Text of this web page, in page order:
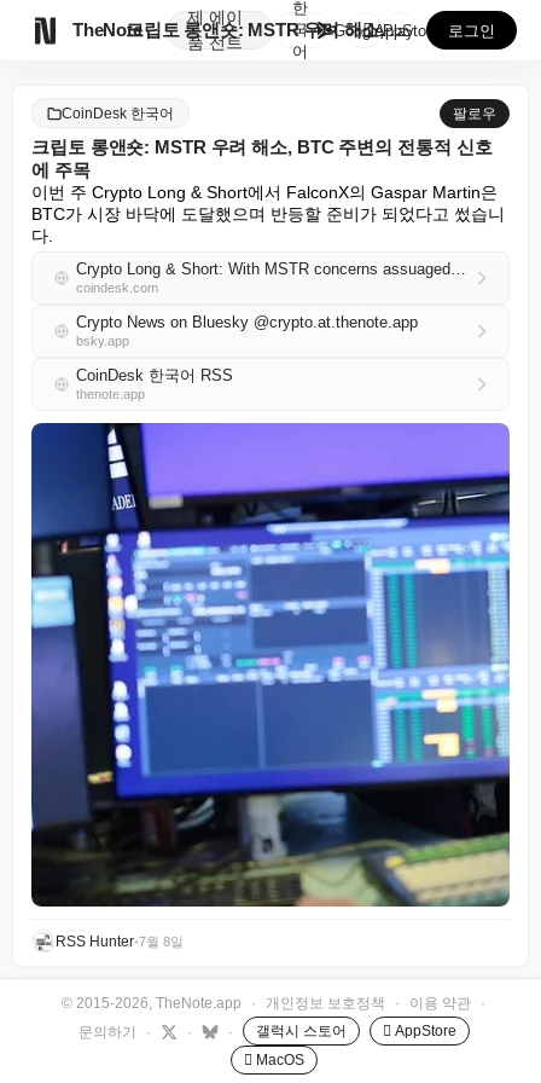
TheNote
제
품
에이
전트
크립토 롱앤숏: MSTR 우려 해소, BTC 주변의 전...
한
국
어
GooglePlay
AppStore 로그인
CoinDesk 한국어 팔로우
크립토 롱앤숏: MSTR 우려 해소, BTC 주변의 전통적 신호
에 주목
이번 주 Crypto Long & Short에서 FalconX의 Gaspar Martin은
BTC가 시장 바닥에 도달했으며 반등할 준비가 되었다고 썼습니
다.
Crypto Long & Short: With MSTR concerns assuaged, look to traditional signals around BTC
coindesk.com
Crypto News on Bluesky @crypto.at.thenote.app
bsky.app
CoinDesk 한국어 RSS
thenote.app
RSS Hunter•7월 8일
© 2015-2026, TheNote.app · 개인정보 보호정책 · 이용 약관
·
문의하기
· · · 갤럭시 스토어
 AppStore
 MacOS